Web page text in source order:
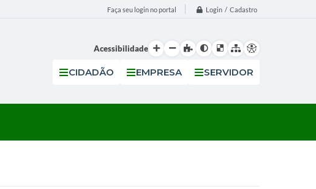
Faça seu login no portal Login / Cadastro
Acessibilidade
CIDADÃO EMPRESA SERVIDOR